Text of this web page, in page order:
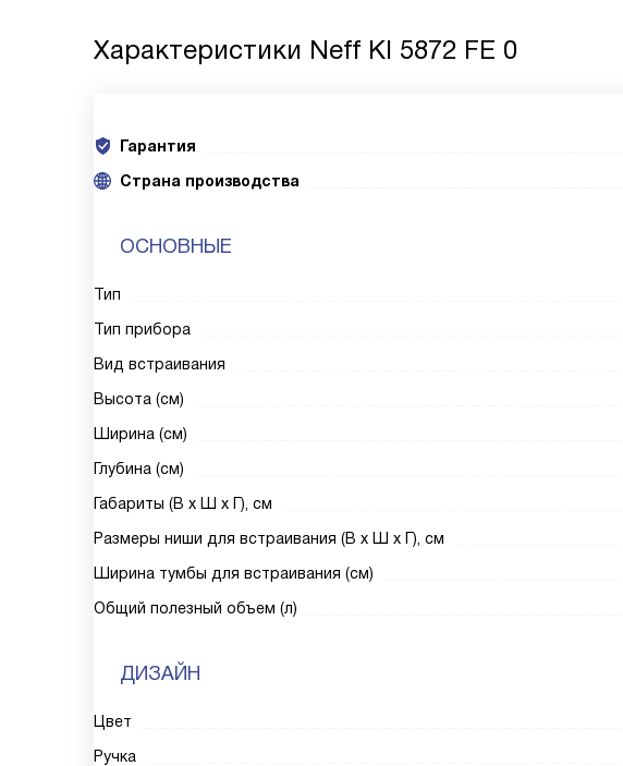
Характеристики Neff KI 5872 FE 0
Гарантия
Страна производства
ОСНОВНЫЕ
Тип
Тип прибора
Вид встраивания
Высота (см)
Ширина (см)
Глубина (см)
Габариты (В х Ш х Г), см
Размеры ниши для встраивания (В х Ш х Г), см
Ширина тумбы для встраивания (см)
Общий полезный объем (л)
ДИЗАЙН
Цвет
Ручка